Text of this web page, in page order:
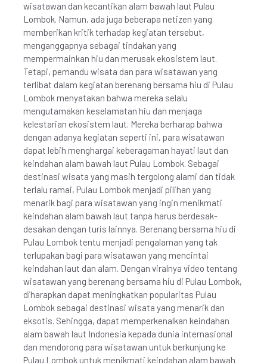
wisatawan dan kecantikan alam bawah laut Pulau
Lombok. Namun, ada juga beberapa netizen yang
memberikan kritik terhadap kegiatan tersebut,
menganggapnya sebagai tindakan yang
mempermainkan hiu dan merusak ekosistem laut.
Tetapi, pemandu wisata dan para wisatawan yang
terlibat dalam kegiatan berenang bersama hiu di Pulau
Lombok menyatakan bahwa mereka selalu
mengutamakan keselamatan hiu dan menjaga
kelestarian ekosistem laut. Mereka berharap bahwa
dengan adanya kegiatan seperti ini, para wisatawan
dapat lebih menghargai keberagaman hayati laut dan
keindahan alam bawah laut Pulau Lombok. Sebagai
destinasi wisata yang masih tergolong alami dan tidak
terlalu ramai, Pulau Lombok menjadi pilihan yang
menarik bagi para wisatawan yang ingin menikmati
keindahan alam bawah laut tanpa harus berdesak-
desakan dengan turis lainnya. Berenang bersama hiu di
Pulau Lombok tentu menjadi pengalaman yang tak
terlupakan bagi para wisatawan yang mencintai
keindahan laut dan alam. Dengan viralnya video tentang
wisatawan yang berenang bersama hiu di Pulau Lombok,
diharapkan dapat meningkatkan popularitas Pulau
Lombok sebagai destinasi wisata yang menarik dan
eksotis. Sehingga, dapat memperkenalkan keindahan
alam bawah laut Indonesia kepada dunia internasional
dan mendorong para wisatawan untuk berkunjung ke
Pulau Lombok untuk menikmati keindahan alam bawah